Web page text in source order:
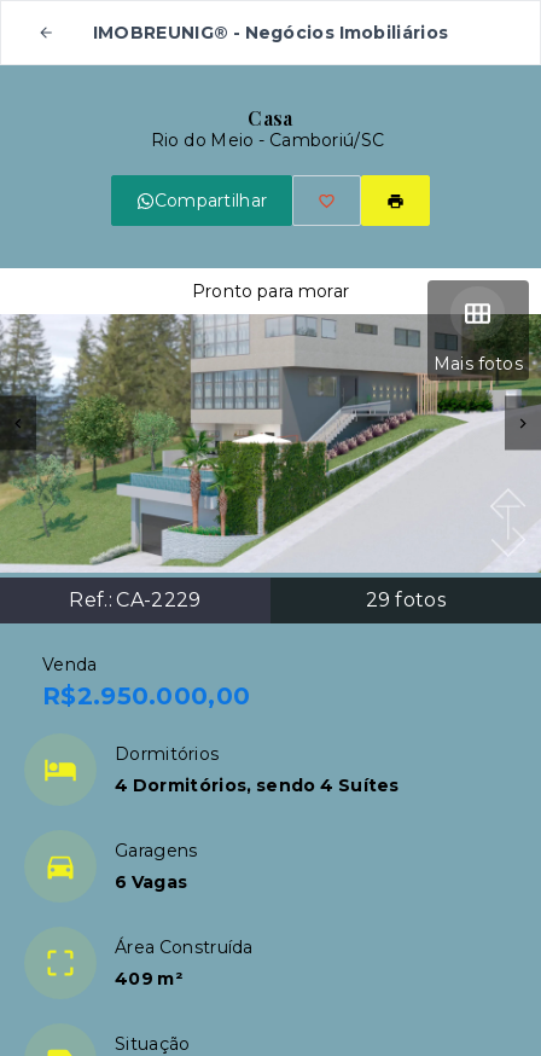
IMOBREUNIG® - Negócios Imobiliários
Casa
Rio do Meio - Camboriú/SC
Compartilhar
Mais fotos
Ref.:CA-2229 29 fotos
Pronto para morar
Venda
R$2.950.000,00
Dormitórios
4 Dormitórios, sendo 4 Suítes
Garagens
6 Vagas
Área Construída
409 m²
Situação